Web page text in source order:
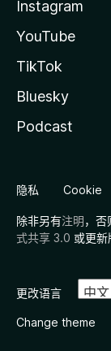
Instagram
YouTube
TikTok
Bluesky
Podcast
隐私 Cookie
除非另有注明，否
式共享 3.0 或更新
更改语言
Change theme